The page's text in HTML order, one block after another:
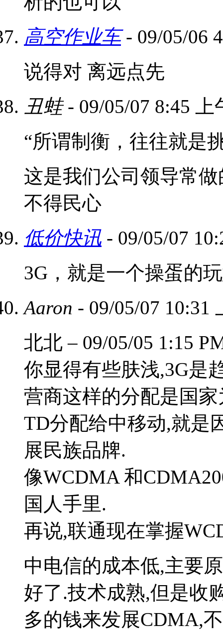
高空作业车- 09/05/06
说得对 离远点先
丑蛙- 09/05/07 8:45 上
“所谓制衡，往往就是
这是我们公司领导常
不得民心
低价快讯 - 09/05/07
3G，就是一个操蛋的
Aaron - 09/05/07 10:31
北北 – 09/05/05 1:15
你显得有些肤浅,3G是
营商这样的分配是国
TD分配给中移动,就是
展民族品牌.
像WCDMA 和
国人手里.
再说,联通现在掌握
中电信的成本低,主要
好了.技术成熟,但是收
多的钱来发展CDMA,